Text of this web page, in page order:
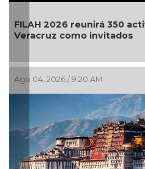
y
El primer
llega a Bellas Artes
Jul 29, 2026 / 9:54 AM